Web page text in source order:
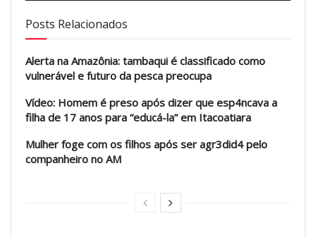
Posts Relacionados
Alerta na Amazônia: tambaqui é classificado como
vulnerável e futuro da pesca preocupa
Vídeo: Homem é preso após dizer que esp4ncava a
filha de 17 anos para “educá-la” em Itacoatiara
Mulher foge com os filhos após ser agr3did4 pelo
companheiro no AM